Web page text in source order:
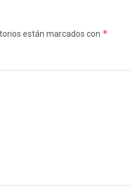
están marcados con *